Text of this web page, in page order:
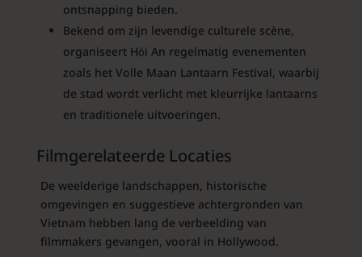
ontsnapping bieden.
Bekend om zijn levendige culturele scène,
organiseert Hội An regelmatig evenementen
zoals het Volle Maan Lantaarn Festival, waarbij
de stad wordt verlicht met kleurrijke lantaarns
en traditionele uitvoeringen.
Filmgerelateerde Locaties
De weelderige landschappen, historische
omgevingen en suggestieve achtergronden van
Vietnam hebben lang de verbeelding van
filmmakers gevangen, vooral in Hollywood.